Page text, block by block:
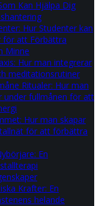
Kan Hjälpa Dig
Hur Studenter kan
för att Förbättra
Minne
Hur man integrerar
meditationsrutiner
Ritualer: Hur man
under fullmånen för att
Hur man skapar
för att förbättra
En
Krafter: En
helande